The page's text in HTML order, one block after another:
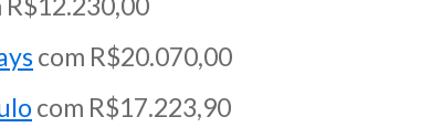
com R$20.070,00
com R$17.223,90